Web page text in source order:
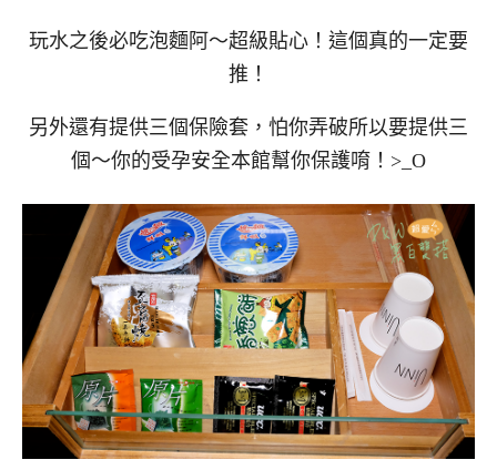
玩水之後必吃泡麵阿～超級貼心！這個真的一定要
推！
另外還有提供三個保險套，怕你弄破所以要提供三
個～你的受孕安全本館幫你保護唷！>_O